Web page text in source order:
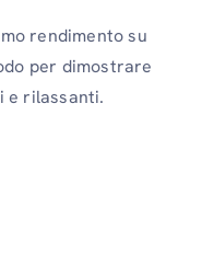
rendimento su
per dimostrare
e rilassanti.